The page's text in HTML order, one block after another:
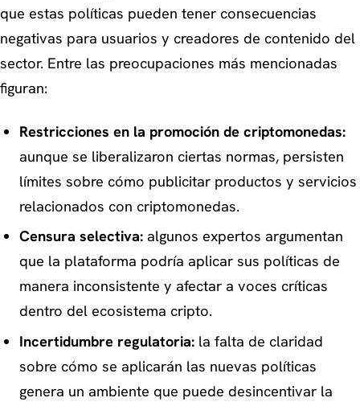
que estas políticas pueden tener consecuencias
negativas para usuarios y creadores de contenido del
sector. Entre las preocupaciones más mencionadas
figuran:
Restricciones en la promoción de criptomonedas:
aunque se liberalizaron ciertas normas, persisten
límites sobre cómo publicitar productos y servicios
relacionados con criptomonedas.
Censura selectiva:algunos expertos argumentan
que la plataforma podría aplicar sus políticas de
manera inconsistente y afectar a voces críticas
dentro del ecosistema cripto.
Incertidumbre regulatoria:la falta de claridad
sobre cómo se aplicarán las nuevas políticas
genera un ambiente que puede desincentivar la